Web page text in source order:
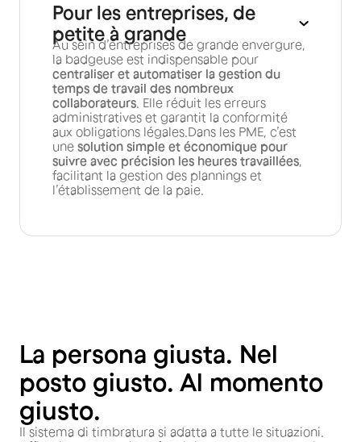
Pour les entreprises, de
petite à grande
Au sein d’entreprises de grande envergure,
la badgeuse est indispensable pour
centraliser et automatiser la gestion du
temps de travail des nombreux
collaborateurs . Elle réduit les erreurs
administratives et garantit la conformité
aux obligations légales.Dans les PME, c’est
une solution simple et économique pour
suivre avec précision les heures travaillées
facilitant la gestion des plannings et
l’établissement de la paie.
La persona giusta. Nel
posto giusto. Al momento
giusto.
Il sistema di timbratura si adatta a tutte le situazioni.